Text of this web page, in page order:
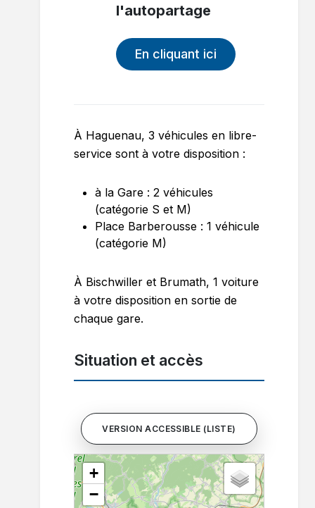
l'autopartage
En cliquant ici
À Haguenau, 3 véhicules en libre-
service sont à votre disposition :
à la Gare : 2 véhicules
(catégorie S et M)
Place Barberousse : 1 véhicule
(catégorie M)
À Bischwiller et Brumath, 1 voiture
à votre disposition en sortie de
chaque gare.
Situation et accès
VERSION ACCESSIBLE (LISTE)
+
−